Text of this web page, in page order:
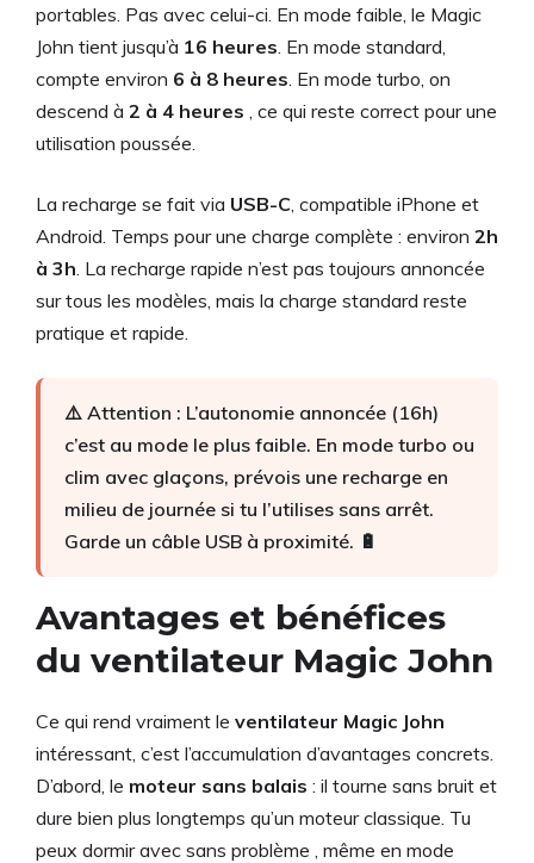
portables. Pas avec celui-ci. En mode faible, le Magic
John tient jusqu’à 16 heures . En mode standard,
compte environ 6 à 8 heures . En mode turbo, on
descend à 2 à 4 heures , ce qui reste correct pour une
utilisation poussée.
La recharge se fait via USB-C , compatible iPhone et
Android. Temps pour une charge complète : environ 2h
à 3h . La recharge rapide n’est pas toujours annoncée
sur tous les modèles, mais la charge standard reste
pratique et rapide.
⚠️ Attention : L’autonomie annoncée (16h)
c’est au mode le plus faible. En mode turbo ou
clim avec glaçons, prévois une recharge en
milieu de journée si tu l’utilises sans arrêt.
Garde un câble USB à proximité. 🔋
Avantages et bénéfices
du ventilateur Magic John
Ce qui rend vraiment le ventilateur Magic John
intéressant, c’est l’accumulation d’avantages concrets.
D’abord, le moteur sans balais : il tourne sans bruit et
dure bien plus longtemps qu’un moteur classique. Tu
peux dormir avec sans problème , même en mode